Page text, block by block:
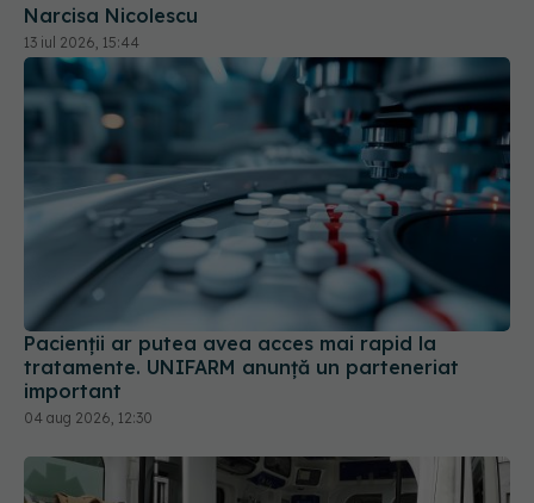
13 iul 2026, 15:44
Pacienții ar putea avea acces mai rapid la
tratamente. UNIFARM anunță un parteneriat
important
04 aug 2026, 12:30